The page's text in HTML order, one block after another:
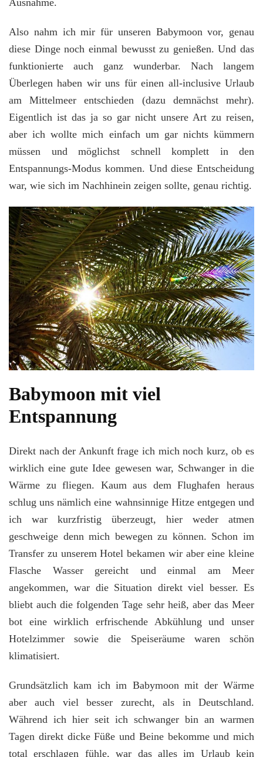
Also nahm ich mir für unseren Babymoon vor, genau
diese Dinge noch einmal bewusst zu genießen. Und das
funktionierte auch ganz wunderbar. Nach langem
Überlegen haben wir uns für einen all-inclusive Urlaub
am Mittelmeer entschieden (dazu demnächst mehr).
Eigentlich ist das ja so gar nicht unsere Art zu reisen,
aber ich wollte mich einfach um gar nichts kümmern
müssen und möglichst schnell komplett in den
Entspannungs-Modus kommen. Und diese Entscheidung
war, wie sich im Nachhinein zeigen sollte, genau richtig.
Babymoon mit viel
Entspannung
Direkt nach der Ankunft frage ich mich noch kurz, ob es
wirklich eine gute Idee gewesen war, Schwanger in die
Wärme zu fliegen. Kaum aus dem Flughafen heraus
schlug uns nämlich eine wahnsinnige Hitze entgegen und
ich war kurzfristig überzeugt, hier weder atmen
geschweige denn mich bewegen zu können. Schon im
Transfer zu unserem Hotel bekamen wir aber eine kleine
Flasche Wasser gereicht und einmal am Meer
angekommen, war die Situation direkt viel besser. Es
bliebt auch die folgenden Tage sehr heiß, aber das Meer
bot eine wirklich erfrischende Abkühlung und unser
Hotelzimmer sowie die Speiseräume waren schön
klimatisiert.
Grundsätzlich kam ich im Babymoon mit der Wärme
aber auch viel besser zurecht, als in Deutschland.
Während ich hier seit ich schwanger bin an warmen
Tagen direkt dicke Füße und Beine bekomme und mich
total erschlagen fühle, war das alles im Urlaub kein